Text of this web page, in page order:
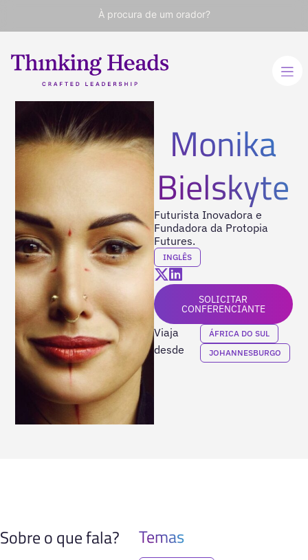
À procura de um orador?
Monika
Bielskyte
Futurista Inovadora e
Fundadora da Protopia
Futures.
INGLÊS
SOLICITAR
CONFERENCIANTE
Viaja
desde
ÁFRICA DO SUL
JOHANNESBURGO
Sobre o que fala? Temas